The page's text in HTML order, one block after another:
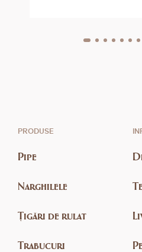
PRODUSE
Pipe
Narghilele
Țigări de rulat
Trabucuri